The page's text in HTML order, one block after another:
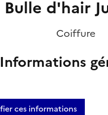
Bulle d'hair
Coiffure
Informations
ces informations